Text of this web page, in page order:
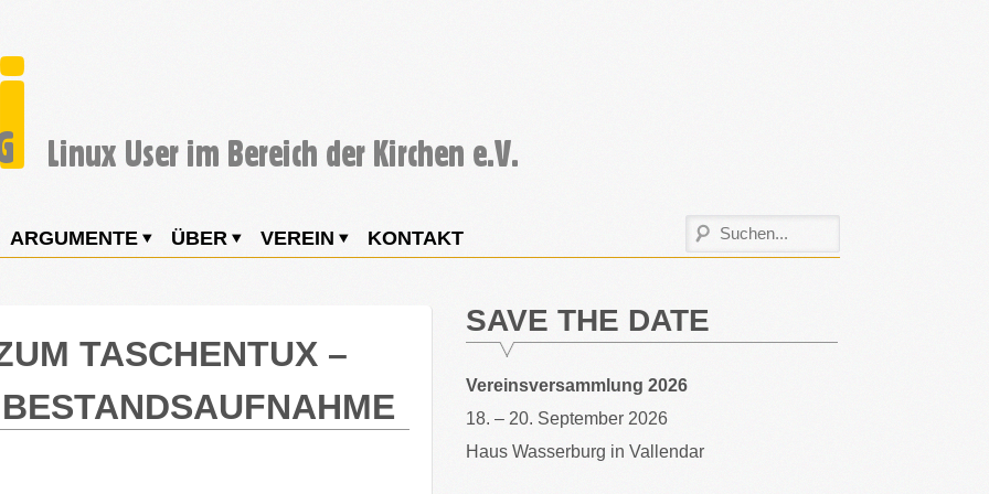
ARGUMENTE ÜBER VEREIN KONTAKT
TASCHENTUX –
SAVE THE DATE
Vereinsversammlung 2026
18. – 20. September 2026
Haus Wasserburg in Vallendar